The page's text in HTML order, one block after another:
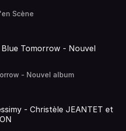
Scène
Tomorrow - Nouvel
- Nouvel album
- Christèle JEANTET et